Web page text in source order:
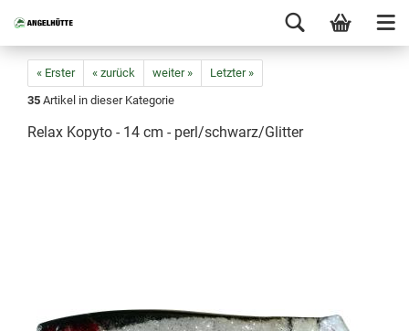
« Erster « zurück weiter »
Letzter »
35 Artikel in dieser Kategorie
Relax Kopyto - 14 cm - perl/schwarz/Glitter